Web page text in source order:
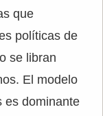
que
políticas de
se libran
El modelo
es dominante